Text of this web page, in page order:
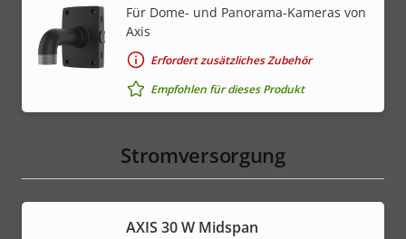
Für Dome- und Panorama-Kameras von
Axis
Erfordert zusätzliches Zubehör
Empfohlen für dieses Produkt
Stromversorgung
AXIS 30 W Midspan